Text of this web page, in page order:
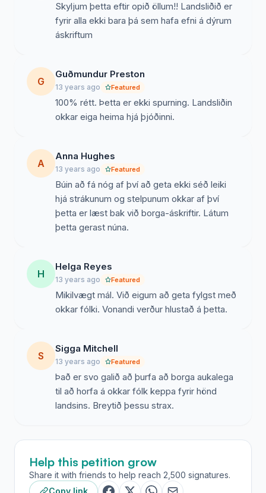
Skyljum þetta eftir opið öllum!! Landsliðið er
fyrir alla ekki bara þá sem hafa efni á dýrum
áskriftum
G
Guðmundur Preston
13 years ago Featured
100% rétt. Þetta er ekki spurning. Landsliðin
okkar eiga heima hjá þjóðinni.
A
Anna Hughes
13 years ago Featured
Búin að fá nóg af því að geta ekki séð leiki
hjá strákunum og stelpunum okkar af því
þetta er læst bak við borga-áskriftir. Látum
þetta gerast núna.
H
Helga Reyes
13 years ago Featured
Mikilvægt mál. Við eigum að geta fylgst með
okkar fólki. Vonandi verður hlustað á þetta.
S
Sigga Mitchell
13 years ago Featured
Það er svo galið að þurfa að borga aukalega
til að horfa á okkar fólk keppa fyrir hönd
landsins. Breytið þessu strax.
Help this petition grow
Share it with friends to help reach 2,500 signatures.
Copy link